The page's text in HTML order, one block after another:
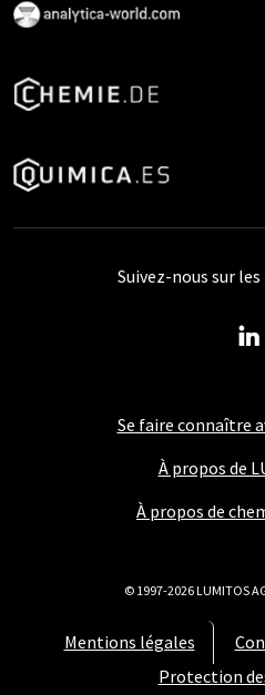
Se faire connaître
À propos de
À propos de
Mentions légales
Protection
Suivez-nous sur les
© 1997-2026 LUMITOS